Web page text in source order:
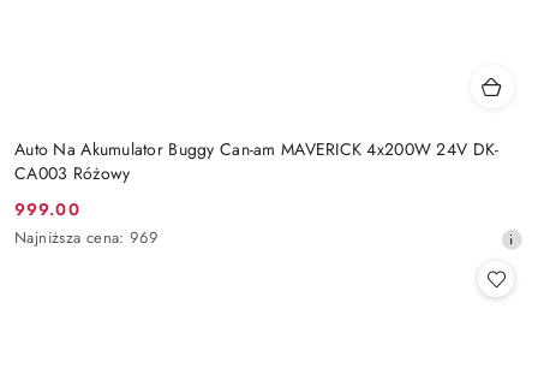
Auto Na Akumulator Buggy Can-am MAVERICK 4x200W 24V DK-
CA003 Różowy
Cena
promocyjna:
999.00
Najniższa
Najniższa cena: 969